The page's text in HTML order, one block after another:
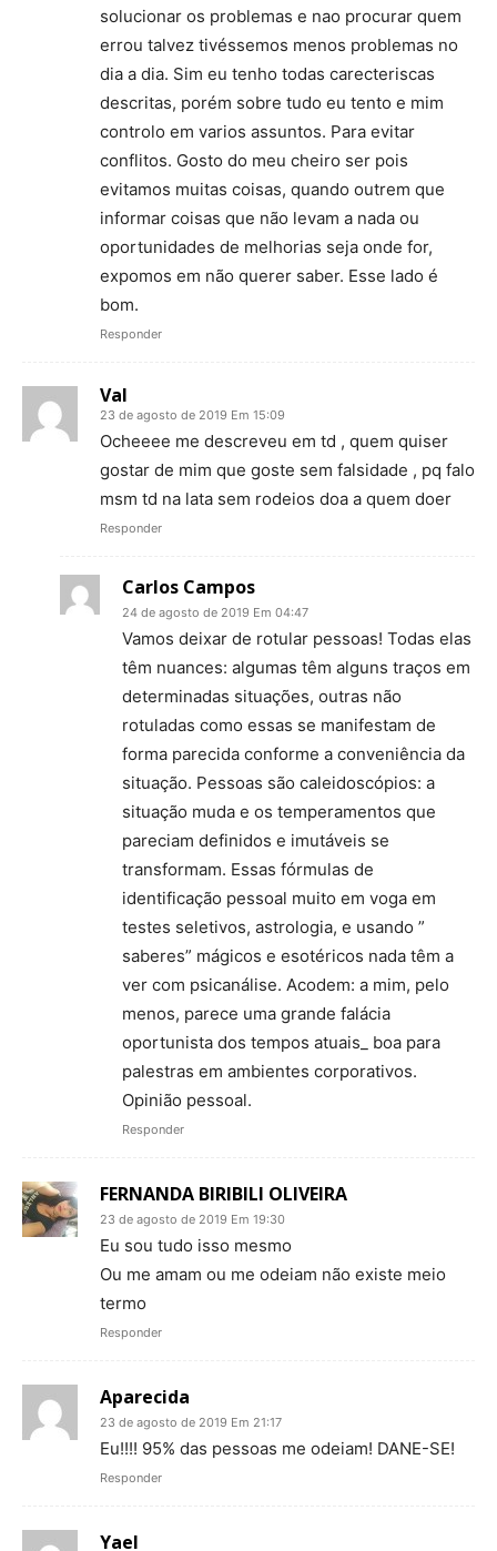
solucionar os problemas e nao procurar quem
errou talvez tivéssemos menos problemas no
dia a dia. Sim eu tenho todas carecteriscas
descritas, porém sobre tudo eu tento e mim
controlo em varios assuntos. Para evitar
conflitos. Gosto do meu cheiro ser pois
evitamos muitas coisas, quando outrem que
informar coisas que não levam a nada ou
oportunidades de melhorias seja onde for,
expomos em não querer saber. Esse lado é
bom.
Responder
Val
23 de agosto de 2019 Em 15:09
Ocheeee me descreveu em td , quem quiser
gostar de mim que goste sem falsidade , pq falo
msm td na lata sem rodeios doa a quem doer
Responder
Carlos Campos
24 de agosto de 2019 Em 04:47
Vamos deixar de rotular pessoas! Todas elas
têm nuances: algumas têm alguns traços em
determinadas situações, outras não
rotuladas como essas se manifestam de
forma parecida conforme a conveniência da
situação. Pessoas são caleidoscópios: a
situação muda e os temperamentos que
pareciam definidos e imutáveis se
transformam. Essas fórmulas de
identificação pessoal muito em voga em
testes seletivos, astrologia, e usando ”
saberes” mágicos e esotéricos nada têm a
ver com psicanálise. Acodem: a mim, pelo
menos, parece uma grande falácia
oportunista dos tempos atuais_ boa para
palestras em ambientes corporativos.
Opinião pessoal.
Responder
FERNANDA BIRIBILI OLIVEIRA
23 de agosto de 2019 Em 19:30
Eu sou tudo isso mesmo
Ou me amam ou me odeiam não existe meio
termo
Responder
Aparecida
23 de agosto de 2019 Em 21:17
Eu!!!! 95% das pessoas me odeiam! DANE-SE!
Responder
Yael